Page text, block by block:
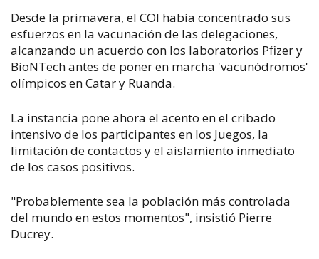
Desde la primavera, el COI había concentrado sus
esfuerzos en la vacunación de las delegaciones,
alcanzando un acuerdo con los laboratorios Pfizer y
BioNTech antes de poner en marcha 'vacunódromos'
olímpicos en Catar y Ruanda.
La instancia pone ahora el acento en el cribado
intensivo de los participantes en los Juegos, la
limitación de contactos y el aislamiento inmediato
de los casos positivos.
"Probablemente sea la población más controlada
del mundo en estos momentos", insistió Pierre
Ducrey.